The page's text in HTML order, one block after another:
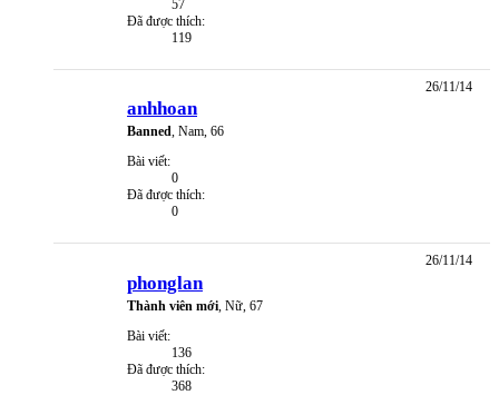
57
Đã được thích:
119
26/11/14
anhhoan
Banned, Nam, 66
Bài viết:
0
Đã được thích:
0
26/11/14
phonglan
Thành viên mới , Nữ, 67
Bài viết:
136
Đã được thích:
368